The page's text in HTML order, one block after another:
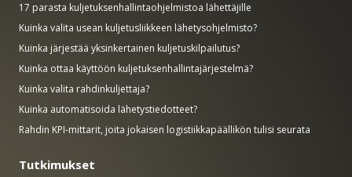
17 parasta kuljetuksenhallintaohjelmistoa lähettäjille
Kuinka valita usean kuljetusliikkeen lähetysohjelmisto?
Kuinka järjestää yksinkertainen kuljetuskilpailutus?
Kuinka ottaa käyttöön kuljetuksenhallintajärjestelmä?
Kuinka valita rahdinkuljettaja?
Kuinka automatisoida lähetystiedotteet?
Rahdin KPI-mittarit, joita jokaisen logistiikkapäällikön tulisi seurata
Tutkimukset